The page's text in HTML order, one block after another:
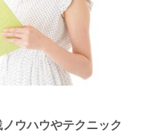
ウハウやテクニック